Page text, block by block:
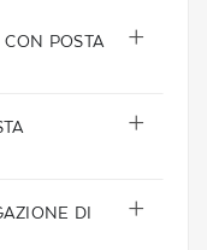
POSTA
DI